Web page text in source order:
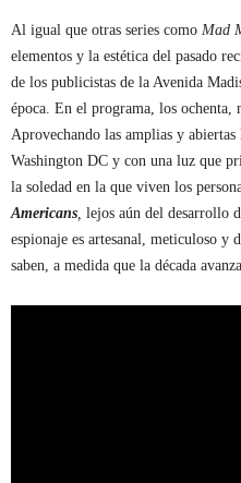
Al igual que otras series como Mad
elementos y la estética del pasado
de los publicistas de la Avenida
época. En el programa, los ochenta,
Aprovechando las amplias y abiertas
Washington DC y con una luz que
la soledad en la que viven los
Americans lejos aún del desarrollo
espionaje es artesanal, meticuloso y
saben, a medida que la década